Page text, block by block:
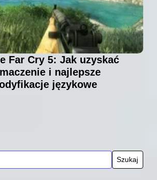
Far Cry 5: Jak uzyskać
i najlepsze
językowe